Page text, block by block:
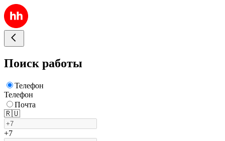
Поиск работы
Телефон
Телефон
Почта
🇷🇺
+7